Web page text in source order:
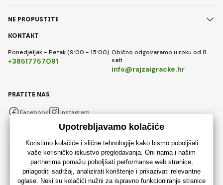
KONTAKT
Ponedjeljak - Petak (9:00 - 15:00)
+38517757091
Obično odgovaramo u roku od 8
sati
info@rajzaigracke.hr
NE PROPUSTITE
PRATITE NAS
Facebook Instagram